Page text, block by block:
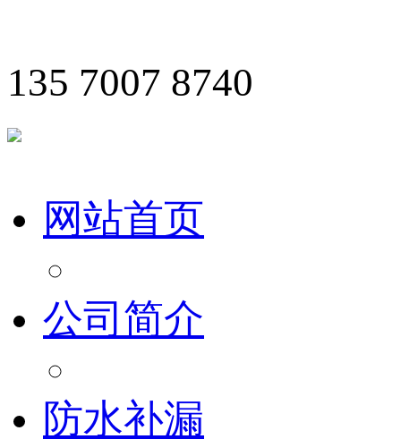
135 7007 8740
网站首页
公司简介
防水补漏